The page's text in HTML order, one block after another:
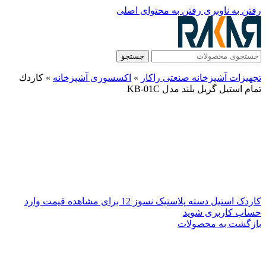
رفتن به ناوبری رفتن به محتوای اصلی
جستجو
تجهیزات آشپزخانه صنعتی راکار » اکسسوری آشپزخانه » كاردك
تمام استیل گریل بلند مدل KB-01C
کاردک استیل دسته پلاستیک نسوز 12
برای مشاهده قیمت وارد
حساب کاربری شوید
بازگشت به محصولات